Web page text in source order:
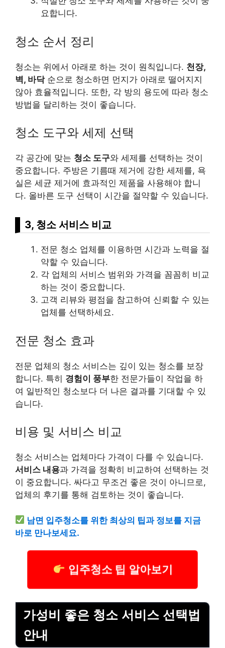
요합니다.
청소 순서 정리
청소는 위에서 아래로 하는 것이 원칙입니다. 천장,
벽, 바닥순으로 청소하면 먼지가 아래로 떨어지지
않아 효율적입니다. 또한, 각 방의 용도에 따라 청소
방법을 달리하는 것이 좋습니다.
청소 도구와 세제 선택
각 공간에 맞는 청소 도구와 세제를 선택하는 것이
중요합니다. 주방은 기름때 제거에 강한 세제를, 욕
실은 세균 제거에 효과적인 제품을 사용해야 합니
다. 올바른 도구 선택이 시간을 절약할 수 있습니다.
3, 청소 서비스 비교
전문 청소 업체를 이용하면 시간과 노력을 절
약할 수 있습니다.
각 업체의 서비스 범위와 가격을 꼼꼼히 비교
하는 것이 중요합니다.
고객 리뷰와 평점을 참고하여 신뢰할 수 있는
업체를 선택하세요.
전문 청소 효과
전문 업체의 청소 서비스는 깊이 있는 청소를 보장
합니다. 특히 경험이 풍부한 전문가들이 작업을 하
여 일반적인 청소보다 더 나은 결과를 기대할 수 있
습니다.
비용 및 서비스 비교
청소 서비스는 업체마다 가격이 다를 수 있습니다.
서비스 내용과 가격을 정확히 비교하여 선택하는 것
이 중요합니다. 싸다고 무조건 좋은 것이 아니므로,
업체의 후기를 통해 검토하는 것이 좋습니다.
남면 입주청소를 위한 최상의 팁과 정보를 지금
바로 만나보세요.
입주청소 팁 알아보기
가성비 좋은 청소 서비스 선택법
안내